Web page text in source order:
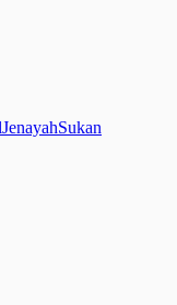
JenayahSukan